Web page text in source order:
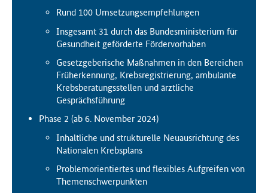
Rund 100 Umsetzungsempfehlungen
Insgesamt 31 durch das Bundesministerium für
Gesundheit geförderte Fördervorhaben
Gesetzgeberische Maßnahmen in den Bereichen
Früherkennung, Krebsregistrierung, ambulante
Krebsberatungsstellen und ärztliche
Gesprächsführung
Phase 2 (ab 6. November 2024)
Inhaltliche und strukturelle Neuausrichtung des
Nationalen Krebsplans
Problemorientiertes und flexibles Aufgreifen von
Themenschwerpunkten